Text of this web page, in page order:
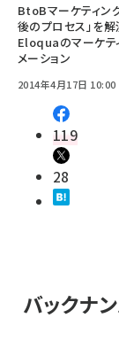
BtoBマーケティン
後のプロセス」を解
Eloquaのマーケテ
メーション
2014年4月17日 10:00
119
28
バックナ